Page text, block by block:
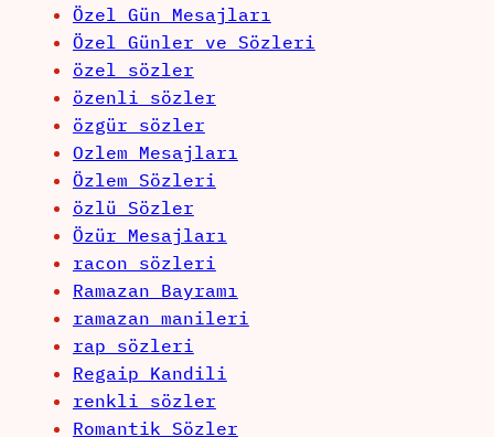
Özel Gün Mesajları
Özel Günler ve Sözleri
özel sözler
özenli sözler
özgür sözler
Ozlem Mesajları
Özlem Sözleri
özlü Sözler
Özür Mesajları
racon sözleri
Ramazan Bayramı
ramazan manileri
rap sözleri
Regaip Kandili
renkli sözler
Romantik Sözler